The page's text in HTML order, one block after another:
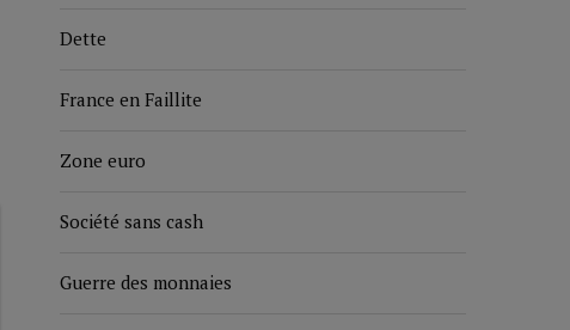
Dette
France en Faillite
Zone euro
Société sans cash
Guerre des monnaies